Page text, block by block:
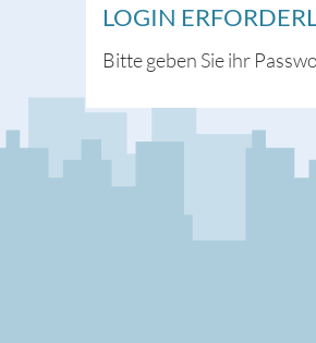
LOGIN
Bitte geben Sie ihr